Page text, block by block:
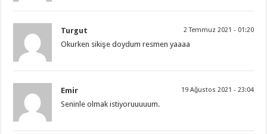
Turgut 2 Temmuz 2021 - 01:20
Okurken sikişe doydum resmen yaaaa
Emir 19 Ağustos 2021 - 23:04
Seninle olmak istiyoruuuuum.